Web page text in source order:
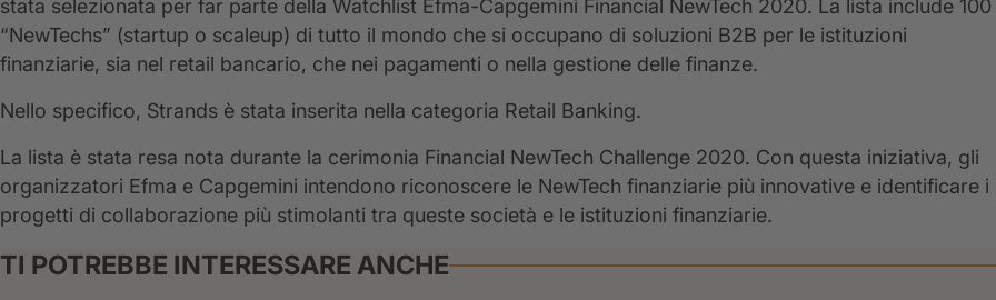
stata selezionata per far parte della Watchlist Efma-Capgemini Financial NewTech 2020. La lista include 100
“NewTechs” (startup o scaleup) di tutto il mondo che si occupano di soluzioni B2B per le istituzioni
finanziarie, sia nel retail bancario, che nei pagamenti o nella gestione delle finanze.
Nello specifico, Strands è stata inserita nella categoria Retail Banking.
La lista è stata resa nota durante la cerimonia Financial NewTech Challenge 2020. Con questa iniziativa, gli
organizzatori Efma e Capgemini intendono riconoscere le NewTech finanziarie più innovative e identificare i
progetti di collaborazione più stimolanti tra queste società e le istituzioni finanziarie.
TI POTREBBE INTERESSARE ANCHE